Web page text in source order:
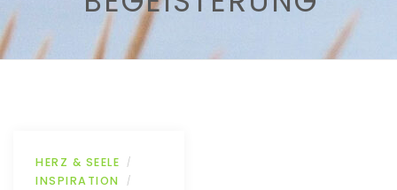
HERZ & SEELE /
INSPIRATION /